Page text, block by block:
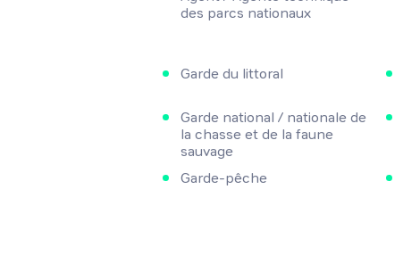
des parcs nationaux
Garde du littoral
Garde national / nationale de
la chasse et de la faune
sauvage
Garde-pêche